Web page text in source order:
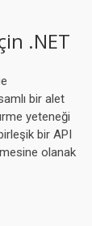
.NET
bir alet
yeteneği
bir API
olanak